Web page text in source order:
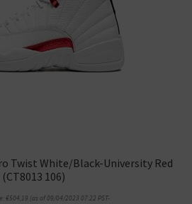
Twist White/Black-University Red
(CT8013 106)
€504,19 (as of 09/04/2023 07:22 PST-